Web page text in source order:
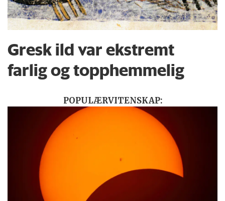
Gresk ild var ekstremt
farlig og topphemmelig
POPULÆRVITENSKAP: